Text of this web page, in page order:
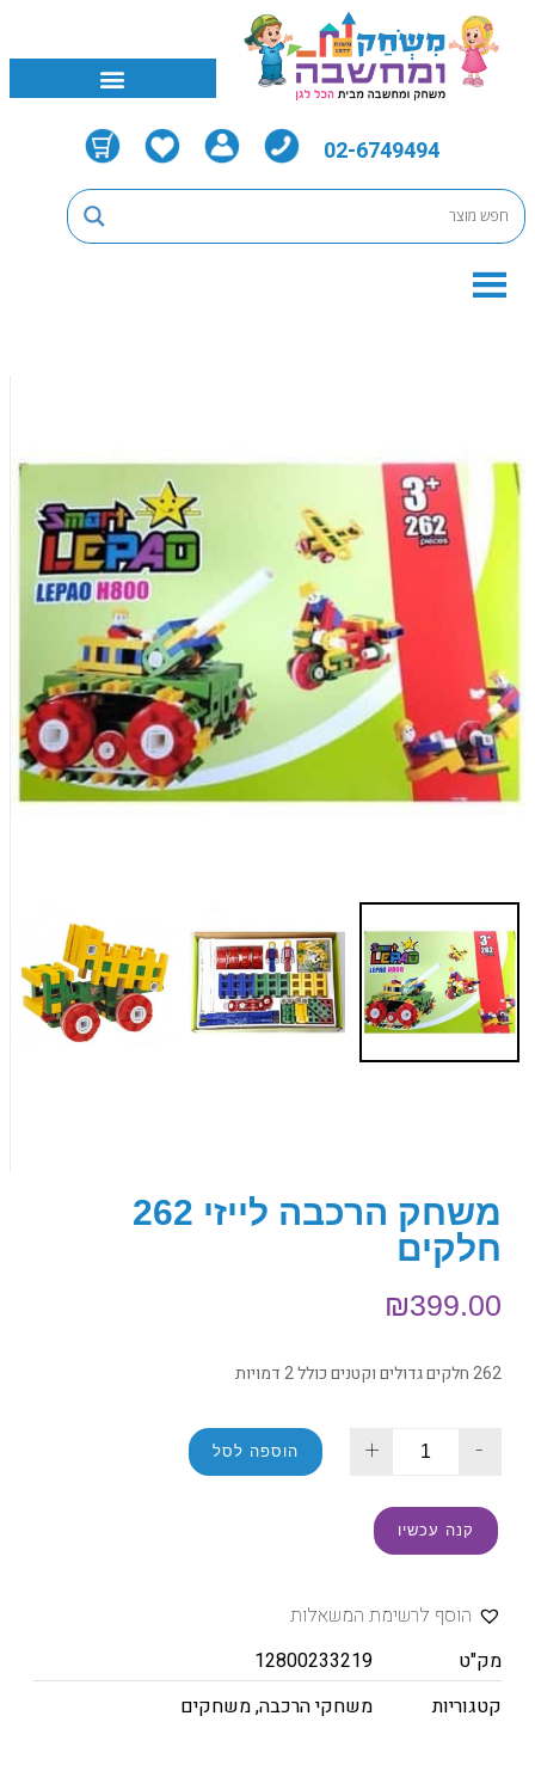
02-6749494
משחק הרכבה לייזי 262
חלקים
₪399.00
262 חלקים גדולים וקטנים כולל 2 דמויות
-
+ הוספה לסל
קנה עכשיו
הוסף לרשימת המשאלות
מק"ט
12800233219
קטגוריות
משחקי הרכבה,משחקים